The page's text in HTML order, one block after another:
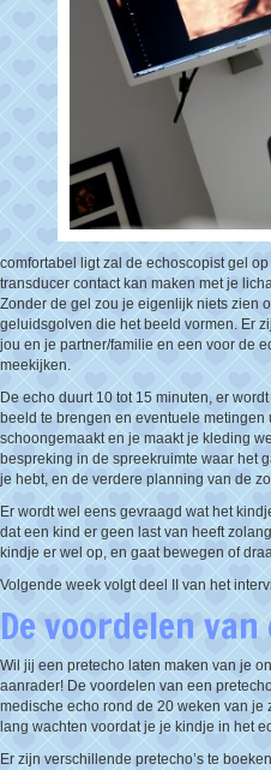
comfortabel ligt zal de echoscopist gel
transducer contact kan maken met je
Zonder de gel zou je eigenlijk niets zien
geluidsgolven die het beeld vormen. Er
jou en je partner/familie en een voor de
meekijken.
De echo duurt 10 tot 15 minuten, er
beeld te brengen en eventuele
schoongemaakt en je maakt je kleding
bespreking in de spreekruimte waar het
je hebt, en de verdere planning van de
Er wordt wel eens gevraagd wat het
dat een kind er geen last van heeft
kindje er wel op, en gaat bewegen of
Volgende week volgt deel II van het
De voordelen
Wil jij een pretecho laten maken van je
aanrader! De voordelen van een
medische echo rond de 20 weken van
lang wachten voordat je je kindje in het
Er zijn verschillende pretecho’s te